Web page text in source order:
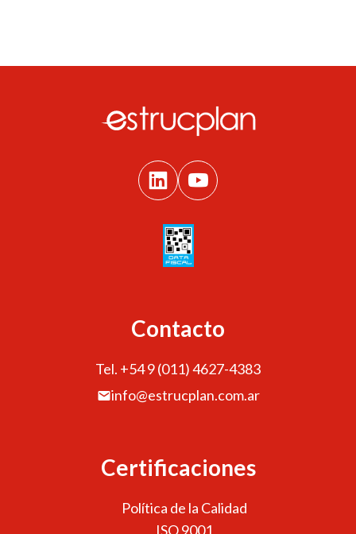
Contacto
Tel. +54 9 (011) 4627-4383
info@estrucplan.com.ar
Certificaciones
Política de la Calidad
ISO 9001